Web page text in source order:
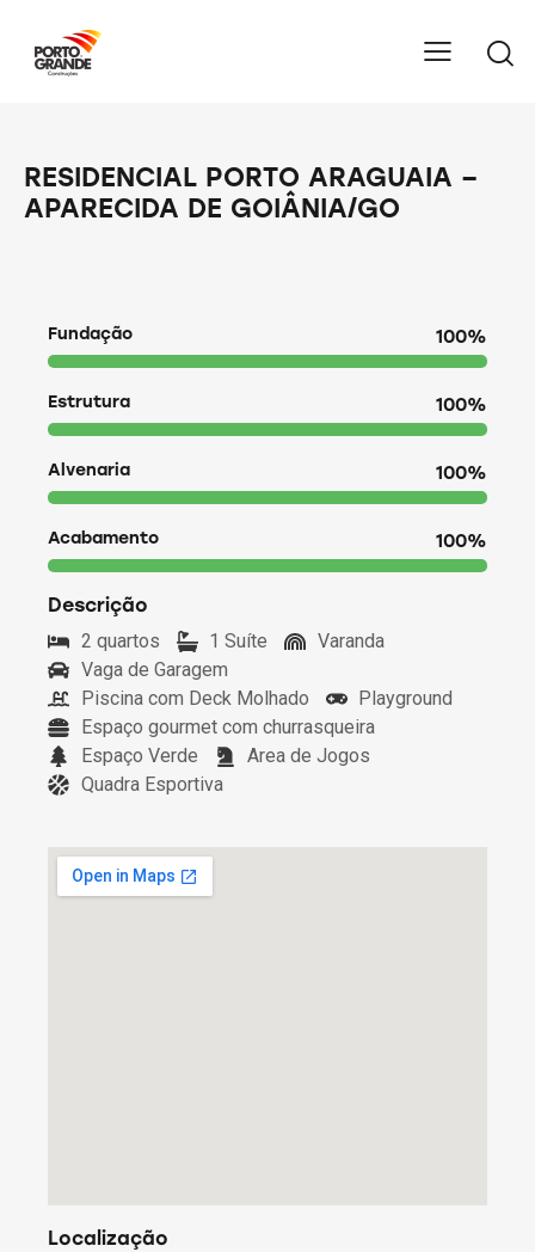
RESIDENCIAL PORTO ARAGUAIA –
APARECIDA DE GOIÂNIA/GO
Fundação 100%
Estrutura 100%
Alvenaria 100%
Acabamento 100%
Descrição
2 quartos
1 Suíte
Varanda
Vaga de Garagem
Piscina com Deck Molhado
Playground
Espaço gourmet com churrasqueira
Espaço Verde
Area de Jogos
Quadra Esportiva
Localização